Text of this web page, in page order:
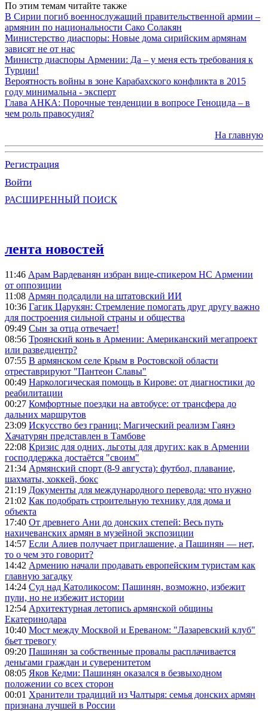
По этим темам читайте также
В Сирии погиб военнослужащий правительственной армии –
армянин по национальности Сако Солакян
Министерство диаспоры: Новые дома сирийским армянам
зависят не от нас
Министр диаспоры Армении: Да – у меня есть требования к
Турции!
Вероятность войны в зоне Карабахского конфликта в 2015
году минимальна - эксперт
Глава АНКА: Порочные тенденции в вопросе Геноцида – в
чем роль правосудия?
На главную
Регистрация
Войти
РАСШИРЕННЫЙ ПОИСК
лента новостей
11:46 Арам Вардеванян избран вице-спикером НС Армении
от оппозиции
11:08 Армян подсадили на штатовский ИИ
10:36 Гагик Царукян: Стремление помогать друг другу важно
для построения сильной страны и общества
09:49 Сын за отца отвечает!
08:56 Троянский конь в Армении: Американский мегапроект
или разведцентр?
07:55 В армянском селе Крым в Ростовской области
отреставрируют "Пантеон Славы"
00:49 Наркологическая помощь в Кирове: от диагностики до
реабилитации
00:27 Комфортные поездки на автобусе: от трансфера до
дальних маршрутов
23:09 Искусство без границ: Магический реализм Гаянэ
Хачатурян представлен в Тамбове
22:08 Кризис для одних, льготы для других: как в Армении
господдержка достаётся "своим"
21:34 Армянский спорт (8-9 августа): футбол, плавание,
шахматы, хоккей, бокс
21:19 Документы для международного перевода: что нужно
21:02 Как подобрать строительную технику для дома и
объекта
17:40 От древнего Ани до донских степей: Весь путь
нахичеванских армян в музейной экспозиции
14:57 Если Алиев получает приглашение, а Пашинян — нет,
то о чем это говорит?
14:42 Армению начали продавать европейским туристам как
главную загадку
14:24 Суд над Католикосом: Пашинян, возможно, избежит
пули, но не избежит истории
12:54 Архитектурная летопись армянской общины
Екатеринодара
10:40 Мост между Москвой и Ереваном: "Лазаревский клуб"
бьет тревогу
09:20 Пашинян за собственные провалы расплачивается
деньгами граждан и суверенитетом
08:05 Яков Кедми: Пашинян оказался в безвыходном
положении со всех сторон
00:01 Хранители традиций из Чалтыря: семья донских армян
признана лучшей в России